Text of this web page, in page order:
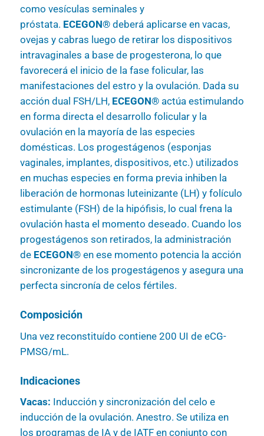
como vesículas seminales y
próstata. ECEGON®deberá aplicarse en vacas,
ovejas y cabras luego de retirar los dispositivos
intravaginales a base de progesterona, lo que
favorecerá el inicio de la fase folicular, las
manifestaciones del estro y la ovulación. Dada su
acción dual FSH/LH,ECEGON®actúa estimulando
en forma directa el desarrollo folicular y la
ovulación en la mayoría de las especies
domésticas. Los progestágenos (esponjas
vaginales, implantes, dispositivos, etc.) utilizados
en muchas especies en forma previa inhiben la
liberación de hormonas luteinizante (LH) y folículo
estimulante (FSH) de la hipófisis, lo cual frena la
ovulación hasta el momento deseado. Cuando los
progestágenos son retirados, la administración
de ECEGON® en ese momento potencia la acción
sincronizante de los progestágenos y asegura una
perfecta sincronía de celos fértiles.
Composición
Una vez reconstituído contiene 200 UI de eCG-
PMSG/mL.
Indicaciones
Vacas: Inducción y sincronización del celo e
inducción de la ovulación. Anestro. Se utiliza en
los programas de IA y de IATF en conjunto con